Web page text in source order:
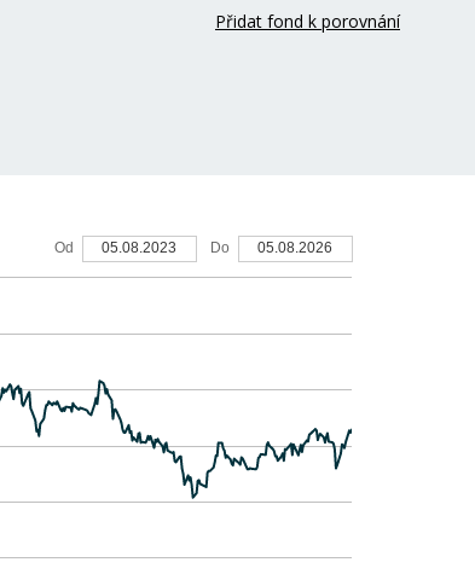
Přidat fond k porovnání
Od 05.08.2023 Do 05.08.2026